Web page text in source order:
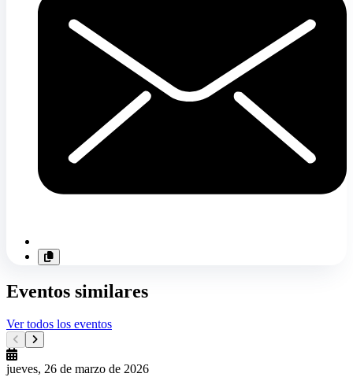
Eventos similares
Ver todos los eventos
jueves, 26 de marzo de 2026